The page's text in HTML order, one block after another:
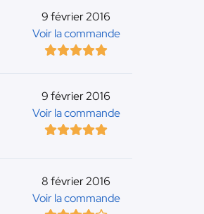
9 février 2016
Voir la commande
9 février 2016
Voir la commande
8 février 2016
Voir la commande